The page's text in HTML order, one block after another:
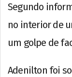
Segundo
no interior de
um golpe de
Adenilton foi